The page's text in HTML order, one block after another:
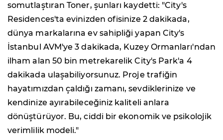
somutlaştıran Toner, şunları kaydetti: "City's
Residences'ta evinizden ofisinize 2 dakikada,
dünya markalarına ev sahipliği yapan City's
İstanbul AVM'ye 3 dakikada, Kuzey Ormanları'ndan
ilham alan 50 bin metrekarelik City's Park'a 4
dakikada ulaşabiliyorsunuz. Proje trafiğin
hayatımızdan çaldığı zamanı, sevdiklerinize ve
kendinize ayırabileceğiniz kaliteli anlara
dönüştürüyor. Bu, ciddi bir ekonomik ve psikolojik
verimlilik modeli."